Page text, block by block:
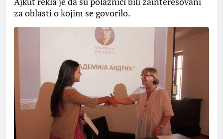
za oblasti o kojim se govorilo.